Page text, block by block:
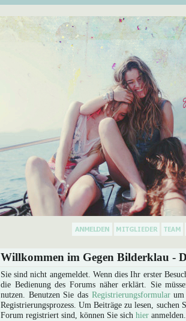
Willkommen im Gegen Bilderklau -
Sie sind nicht angemeldet. Wenn dies Ihr erster
die Bedienung des Forums näher erklärt. Sie
nutzen. Benutzen Sie das Registrierungsformularum
Registrierungsprozess. Um Beiträge zu lesen,
Forum registriert sind, können Sie sich hier anmelden.